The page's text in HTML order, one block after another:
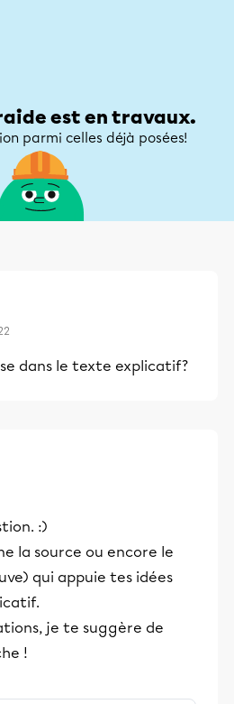
est en travaux.
parmi celles déjà posées!
dans le texte explicatif?
:)
la source ou encore le
qui appuie tes idées
je te suggère de
!